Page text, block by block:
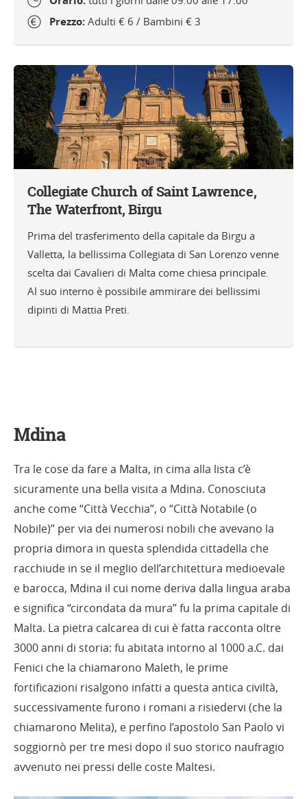
Prezzo: Adulti € 6 / Bambini € 3
Collegiate Church of Saint Lawrence,
The Waterfront, Birgu
Prima del trasferimento della capitale da Birgu a
Valletta, la bellissima Collegiata di San Lorenzo venne
scelta dai Cavalieri di Malta come chiesa principale.
Al suo interno è possibile ammirare dei bellissimi
dipinti di Mattia Preti.
Mdina
Tra le cose da fare a Malta, in cima alla lista c’è
sicuramente una bella visita a Mdina. Conosciuta
anche come “Città Vecchia”, o “Città Notabile (o
Nobile)” per via dei numerosi nobili che avevano la
propria dimora in questa splendida cittadella che
racchiude in se il meglio dell’architettura medioevale
e barocca, Mdina il cui nome deriva dalla lingua araba
e significa “circondata da mura” fu la prima capitale di
Malta. La pietra calcarea di cui è fatta racconta oltre
3000 anni di storia: fu abitata intorno al 1000 a.C. dai
Fenici che la chiamarono Maleth, le prime
fortificazioni risalgono infatti a questa antica civiltà,
successivamente furono i romani a risiedervi (che la
chiamarono Melita), e perfino l’apostolo San Paolo vi
soggiornò per tre mesi dopo il suo storico naufragio
avvenuto nei pressi delle coste Maltesi.